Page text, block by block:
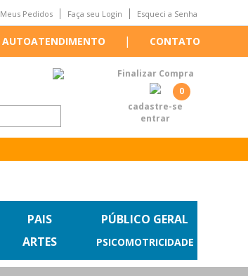
Meus Pedidos Faça seu Login Esqueci a Senha
AUTOATENDIMENTO | CONTATO
Finalizar Compra
0
cadastre-se
entrar
PAIS
PÚBLICO GERAL
ARTES PSICOMOTRICIDADE